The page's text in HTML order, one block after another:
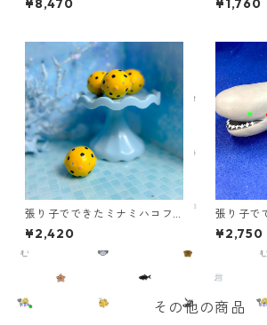
¥8,470 ¥1,760
張り子でできたミナミハコフ
グ
¥2,420
張り子で
¥2,750
その他の商品